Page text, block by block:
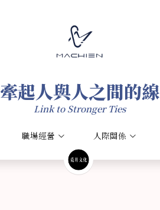
牽起人與人之間的線
Link to Stronger Ties
職場經營 人際關係
牽起人與人之間的線
Link to Stronger Ties
職場經營 人際關係